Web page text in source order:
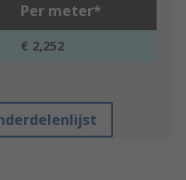
Per meter*
€ 2,252